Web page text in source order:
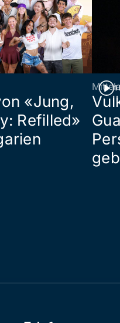
«Jung,
Refilled»
1